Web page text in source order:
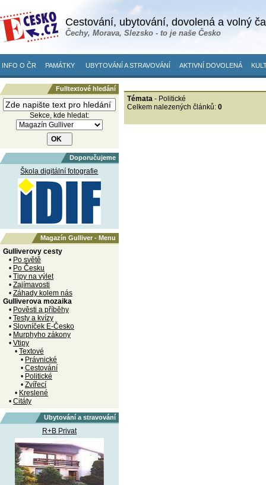
Cestování, ubytování, dovolená a volný
Čechy, Morava, Slezsko - to je naše Česko
INFO O ČR PAMÁTKY UBYTOVÁNÍ A STRAVOVÁNÍ AKTIVNÍ DOVOLENÁ
Fulltextové hledání
Sekce, kde hledat:
Doporučujeme
Škola digitální fotografie
Magazín Gulliver - Menu
Gulliverovy cesty
• Po světě
• Po Česku
• Tipy na výlet
• Zajímavosti
• Záhady kolem nás
Gulliverova mozaika
• Pověsti a příběhy
• Testy a kvízy
• Slovníček E-Česko
• Murphyho zákony
• Vtipy
• Textové
• Právnické
• Cestování
• Politické
• Zvířecí
• Kreslené
• Citáty
Ubytování a stravování
R+B Privat
Témata - Politické
Celkem nalezených článků: 0